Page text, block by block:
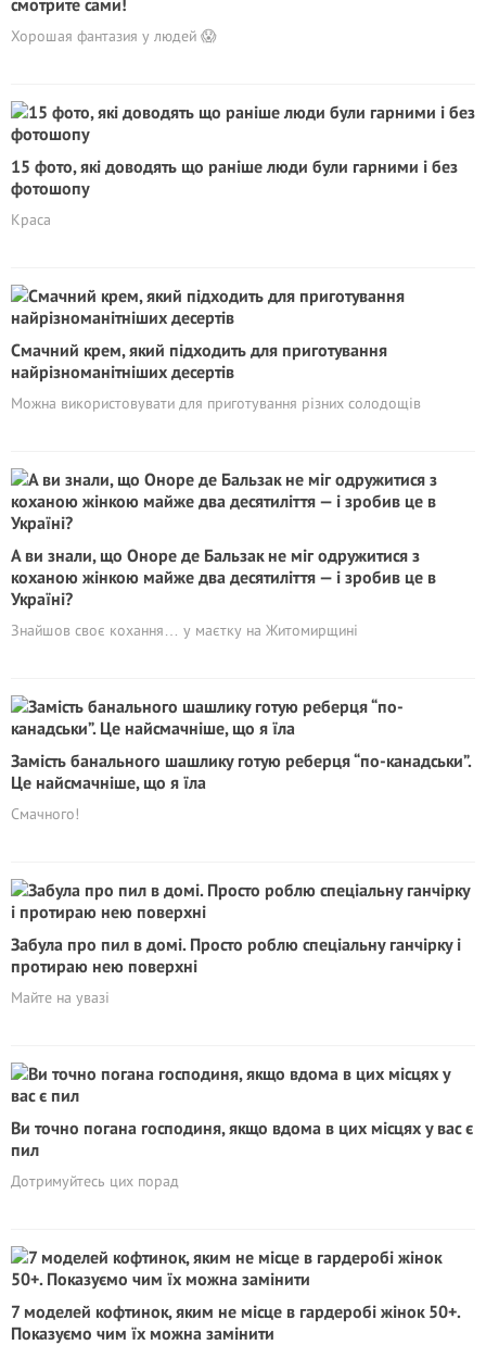
смотрите сами!
Хорошая фантазия у людей 😱
15 фото, які доводять що раніше люди були гарними і без
фотошопу
Краса
Смачний крем, який підходить для приготування
найрізноманітніших десертів
Можна використовувати для приготування різних солодощів
А ви знали, що Оноре де Бальзак не міг одружитися з
коханою жінкою майже два десятиліття — і зробив це в
Україні?
Знайшов своє кохання… у маєтку на Житомирщині
Замість банального шашлику готую реберця “по-канадськи”.
Це найсмачніше, що я їла
Смачного!
Забула про пил в домі. Просто роблю спеціальну ганчірку і
протираю нею поверхні
Майте на увазі
Ви точно погана господиня, якщо вдома в цих місцях у вас є
пил
Дотримуйтесь цих порад
7 моделей кофтинок, яким не місце в гардеробі жінок 50+.
Показуємо чим їх можна замінити